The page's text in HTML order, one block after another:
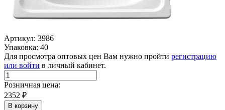
Артикул: 3986
Упаковка: 40
Для просмотра оптовых цен Вам нужно пройти регистрацию
или войти в личный кабинет.
Розничная цена:
2352 ₽
В корзину